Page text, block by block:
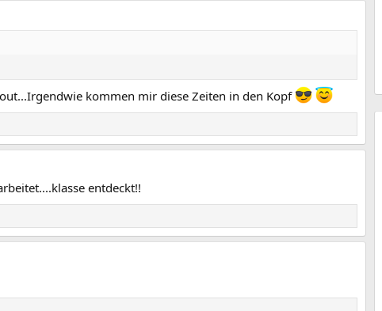
kommen mir diese Zeiten in den Kopf
entdeckt!!